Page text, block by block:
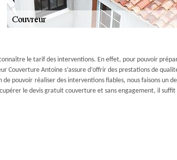
le tarif des interventions. En effet, pour pouvoir
Couverture Antoine s’assure d’offrir des prestations de
pouvoir réaliser des interventions fiables, nous faisons un
le devis gratuit couverture et sans engagement, il suffit